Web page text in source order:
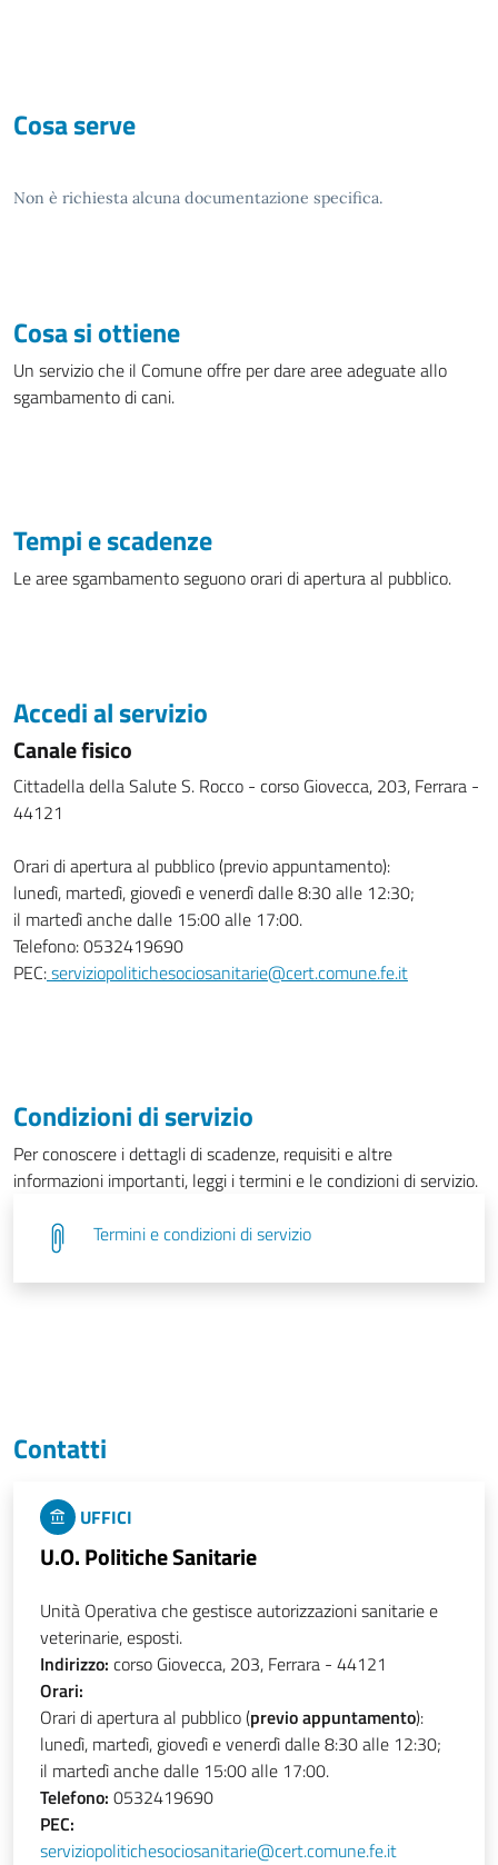
Cosa serve
Non è richiesta alcuna documentazione specifica.
Cosa si ottiene
Un servizio che il Comune offre per dare aree adeguate allo
sgambamento di cani.
Tempi e scadenze
Le aree sgambamento seguono orari di apertura al pubblico.
Accedi al servizio
Canale fisico
Cittadella della Salute S. Rocco - corso Giovecca, 203, Ferrara -
44121
Orari di apertura al pubblico (previo appuntamento):
lunedì, martedì, giovedì e venerdì dalle 8:30 alle 12:30;
il martedì anche dalle 15:00 alle 17:00.
Telefono: 0532419690
PEC:serviziopolitichesociosanitarie@cert.comune.fe.it
Condizioni di servizio
Per conoscere i dettagli di scadenze, requisiti e altre
informazioni importanti, leggi i termini e le condizioni di servizio.
Termini e condizioni di servizio
Contatti
UFFICI
U.O. Politiche Sanitarie
Unità Operativa che gestisce autorizzazioni sanitarie e
veterinarie, esposti.
Indirizzo: corso Giovecca, 203, Ferrara - 44121
Orari:
Orari di apertura al pubblico (previo appuntamento):
lunedì, martedì, giovedì e venerdì dalle 8:30 alle 12:30;
il martedì anche dalle 15:00 alle 17:00.
Telefono: 0532419690
PEC:
serviziopolitichesociosanitarie@cert.comune.fe.it